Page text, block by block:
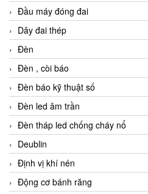
Đầu máy đóng đai
Dây đai thép
Đèn
Đèn , còi báo
Đèn báo kỹ thuật số
Đèn led âm trần
Đèn tháp led chống cháy nổ
Deublin
Định vị khí nén
Động cơ bánh răng